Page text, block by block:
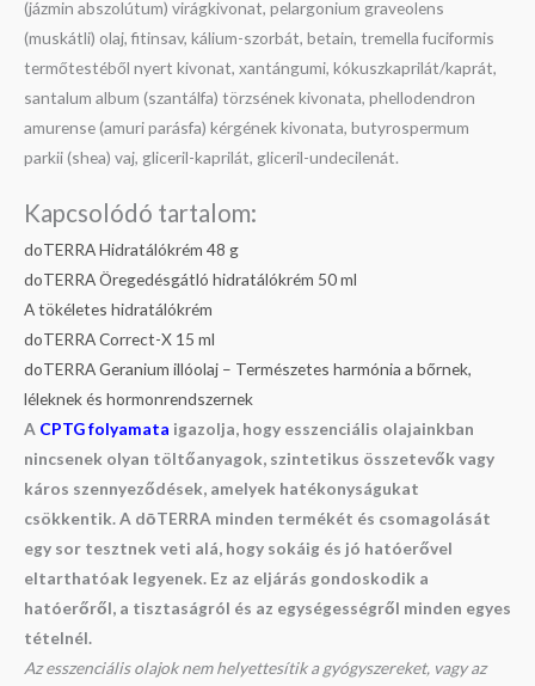
(jázmin abszolútum) virágkivonat, pelargonium graveolens
(muskátli) olaj, fitinsav, kálium-szorbát, betain, tremella fuciformis
termőtestéből nyert kivonat, xantángumi, kókuszkaprilát/kaprát,
santalum album (szantálfa) törzsének kivonata, phellodendron
amurense (amuri parásfa) kérgének kivonata, butyrospermum
parkii (shea) vaj, gliceril-kaprilát, gliceril-undecilenát.
Kapcsolódó tartalom:
doTERRA Hidratálókrém 48 g
doTERRA Öregedésgátló hidratálókrém 50 ml
A tökéletes hidratálókrém
doTERRA Correct-X 15 ml
doTERRA Geranium illóolaj – Természetes harmónia a bőrnek,
léleknek és hormonrendszernek
A CPTG folyamata igazolja, hogy esszenciális olajainkban
nincsenek olyan töltőanyagok, szintetikus összetevők vagy
káros szennyeződések, amelyek hatékonyságukat
csökkentik. A dōTERRA minden termékét és csomagolását
egy sor tesztnek veti alá, hogy sokáig és jó hatóerővel
eltarthatóak legyenek. Ez az eljárás gondoskodik a
hatóerőről, a tisztaságról és az egységességről minden egyes
tételnél.
Az esszenciális olajok nem helyettesítik a gyógyszereket, vagy az